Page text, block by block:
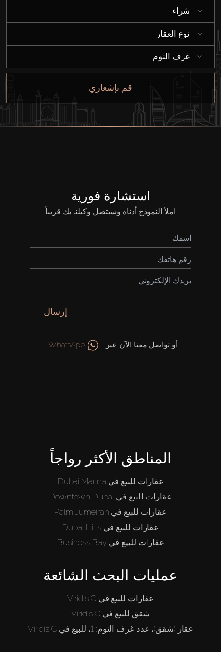
إيجار
شراء
نوع العقار
غرف النوم
قم بإشعاري
استشارة فورية
املأ النموذج أدناه وسيتصل وكيلنا بك قريباً
إرسال
أو تواصل معنا الآن عبر WhatsApp
المناطق الأكثر رواجاً
عقارات للبيع في Dubai Marina
عقارات للبيع في Downtown Dubai
عقارات للبيع في Palm Jumeirah
عقارات للبيع في Dubai Hills
عقارات للبيع في Business Bay
عمليات البحث الشائعة
عقارات للبيع في Viridis C
شقق للبيع في Viridis C
عقار (شقق)، عدد غرف النوم: 1، للبيع في Viridis C